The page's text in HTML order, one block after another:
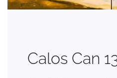
Calos Can